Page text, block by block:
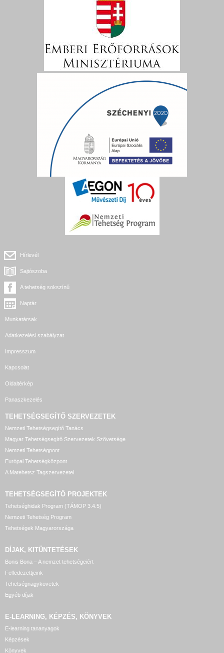
Hírlevél
Sajtószoba
A tehetség sokszínű
Naptár
Munkatársak
Adatkezelési szabályzat
Impresszum
Kapcsolat
Oldaltérkép
Panaszkezelés
TEHETSÉGSEGÍTŐ SZERVEZETEK
Nemzeti Tehetségsegítő Tanács
Magyar Tehetségsegítő Szervezetek Szövetsége
Nemzeti Tehetségpont
Európai Tehetségközpont
A Matehetsz Tagszervezetei
TEHETSÉGSEGÍTŐ PROJEKTEK
Tehetséghidak Program (TÁMOP 3.4.5)
Nemzeti Tehetség Program
Tehetségek Magyarországa
DÍJAK, KITÜNTETÉSEK
Bonis Bona – A nemzet tehetségeiért
Felfedezettjeink
Tehetségnagykövetek
Egyéb díjak
E-LEARNING, KÉPZÉS, KÖNYVEK
E-learning tananyagok
Képzések
Könyvek